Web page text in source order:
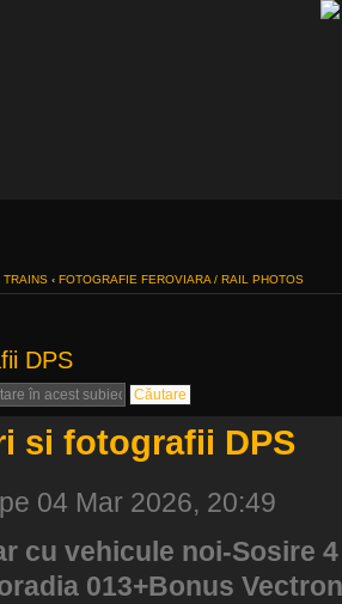
TRAINS ‹ FOTOGRAFIE FEROVIARA / RAIL PHOTOS
DPS
si fotografii DPS
04 Mar 2026, 20:49
cu vehicule noi-Sosire
013+Bonus